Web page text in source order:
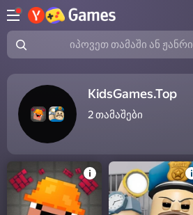
იპოვეთ თამაში ან ჟანრი
KidsGames.Top
2თამაშები